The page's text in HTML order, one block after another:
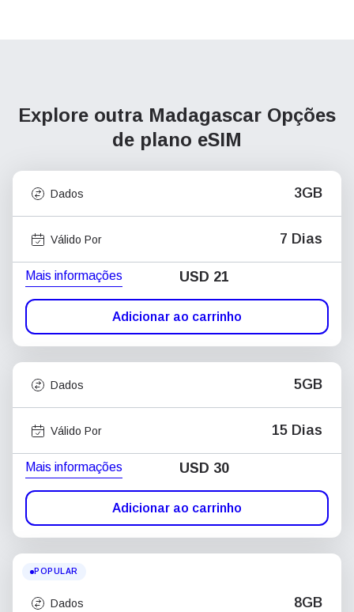
Explore outra Madagascar Opções
de plano eSIM
Dados 3GB
Válido Por 7 Dias
Mais informações USD 21
Adicionar ao carrinho
Dados 5GB
Válido Por 15 Dias
Mais informações USD 30
Adicionar ao carrinho
POPULAR
Dados 8GB